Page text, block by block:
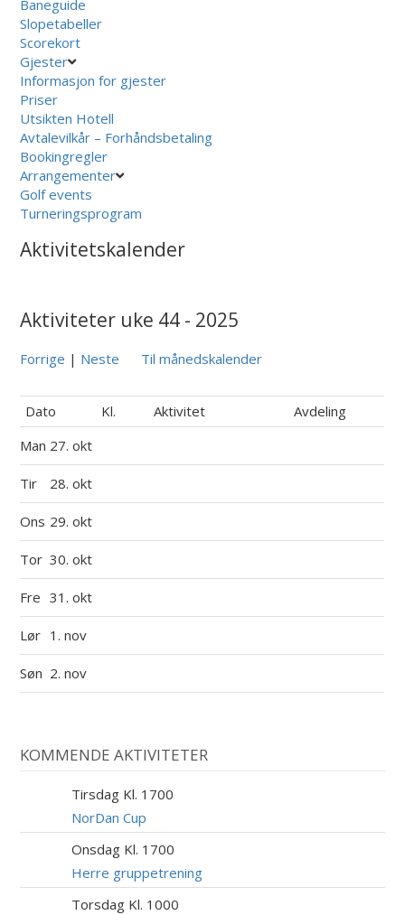
Baneguide
Slopetabeller
Scorekort
Gjester
Informasjon for gjester
Priser
Utsikten Hotell
Avtalevilkår – Forhåndsbetaling
Bookingregler
Arrangementer
Golf events
Turneringsprogram
Aktivitetskalender
Aktiviteter uke 44 - 2025
Forrige | Neste Til månedskalender
Dato Kl. Aktivitet
Avdeling
Man 27. okt
Tir 28. okt
Ons 29. okt
Tor 30. okt
Fre 31. okt
Lør 1. nov
Søn 2. nov
KOMMENDE AKTIVITETER
Tirsdag Kl. 1700
NorDan Cup
Onsdag Kl. 1700
Herre gruppetrening
Torsdag Kl. 1000